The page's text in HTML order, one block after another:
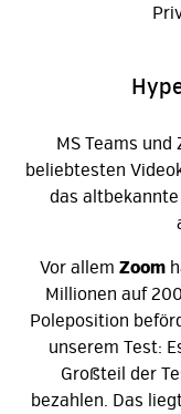
MS Teams
beliebtesten
das
Vor allem Zoom
Millionen auf
Poleposition
unserem Test:
Großteil der
bezahlen. Das